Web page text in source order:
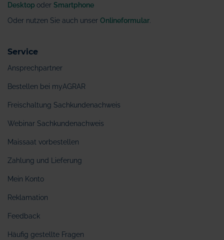
Desktop oder Smartphone
Oder nutzen Sie auch unser Onlineformular
Service
Ansprechpartner
Bestellen bei myAGRAR
Freischaltung Sachkundenachweis
Webinar Sachkundenachweis
Maissaat vorbestellen
Zahlung und Lieferung
Mein Konto
Reklamation
Feedback
Häufig gestellte Fragen